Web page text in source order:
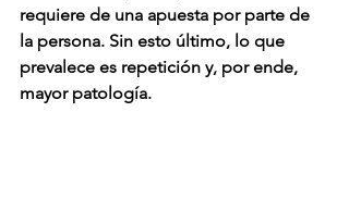
requiere de una apuesta por parte de
la persona. Sin esto último, lo que
prevalece es repetición y, por ende,
mayor patología.